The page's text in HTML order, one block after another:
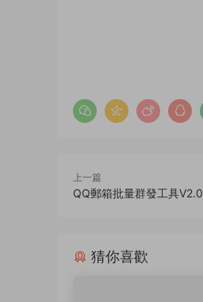
上一篇
QQ郵箱批量群發工具V2.0
猜你喜歡